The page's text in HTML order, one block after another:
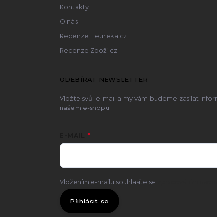
Kontakty
O nás
Recenze Heureka.cz
Recenze Zboží.cz
ODEBÍRAT NEWSLETTER
Vložte svůj e-mail a my vám budeme zasílat
našem e-shopu.
Vložením e-mailu souhlasíte se
Přihlásit se